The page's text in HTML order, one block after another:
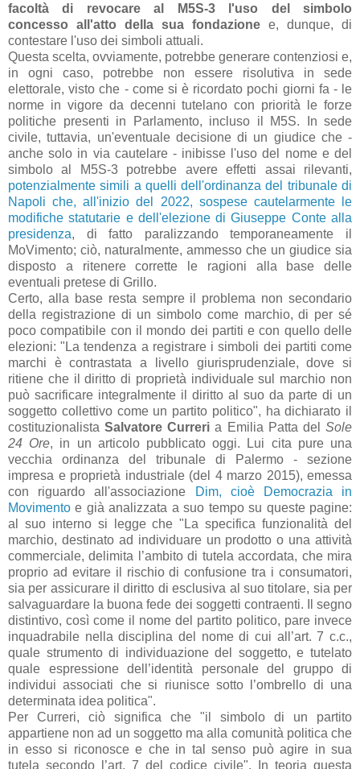
facoltà di revocare al M5S-3 l'uso del simbolo
concesso all'atto della sua fondazione e, dunque, di
contestare l'uso dei simboli attuali.
Questa scelta, ovviamente, potrebbe generare contenziosi e,
in ogni caso, potrebbe non essere risolutiva in sede
elettorale, visto che - come si è ricordato pochi giorni fa - le
norme in vigore da decenni tutelano con priorità le forze
politiche presenti in Parlamento, incluso il M5S. In sede
civile, tuttavia, un'eventuale decisione di un giudice che -
anche solo in via cautelare - inibisse l'uso del nome e del
simbolo al M5S-3 potrebbe avere effetti assai rilevanti,
potenzialmente simili a quelli dell'ordinanza del tribunale di
Napoli che, all'inizio del 2022, sospese cautelarmente le
modifiche statutarie e dell'elezione di Giuseppe Conte alla
presidenza, di fatto paralizzando temporaneamente il
MoVimento; ciò, naturalmente, ammesso che un giudice sia
disposto a ritenere corrette le ragioni alla base delle
eventuali pretese di Grillo.
Certo, alla base resta sempre il problema non secondario
della registrazione di un simbolo come marchio, di per sé
poco compatibile con il mondo dei partiti e con quello delle
elezioni: "La tendenza a registrare i simboli dei partiti come
marchi è contrastata a livello giurisprudenziale, dove si
ritiene che il diritto di proprietà individuale sul marchio non
può sacrificare integralmente il diritto al suo da parte di un
soggetto collettivo come un partito politico", ha dichiarato il
costituzionalistaSalvatore Curreri a Emilia Patta delSole
24 Ore, in un articolo pubblicato oggi. Lui cita pure una
vecchia ordinanza del tribunale di Palermo - sezione
impresa e proprietà industriale (del 4 marzo 2015), emessa
con riguardo all'associazione
Dim, cioè Democrazia in
Movimento e già analizzata a suo tempo su queste pagine:
al suo interno si legge che "La specifica funzionalità del
marchio, destinato ad individuare un prodotto o una attività
commerciale, delimita l’ambito di tutela accordata, che mira
proprio ad evitare il rischio di confusione tra i consumatori,
sia per assicurare il diritto di esclusiva al suo titolare, sia per
salvaguardare la buona fede dei soggetti contraenti. Il segno
distintivo, così come il nome del partito politico, pare invece
inquadrabile nella disciplina del nome di cui all’art. 7 c.c.,
quale strumento di individuazione del soggetto, e tutelato
quale espressione dell’identità personale del gruppo di
individui associati che si riunisce sotto l’ombrello di una
determinata idea politica".
Per Curreri, ciò significa che "il simbolo di un partito
appartiene non ad un soggetto ma alla comunità politica che
in esso si riconosce e che in tal senso può agire in sua
tutela secondo l’art. 7 del codice civile". In teoria questa